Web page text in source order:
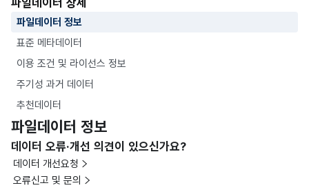
파일데이터 상세
파일데이터 정보
표준 메타데이터
이용 조건 및 라이선스 정보
주기성 과거 데이터
추천데이터
파일데이터 정보
데이터 오류·개선 의견이 있으신가요?
데이터 개선요청
오류신고 및 문의